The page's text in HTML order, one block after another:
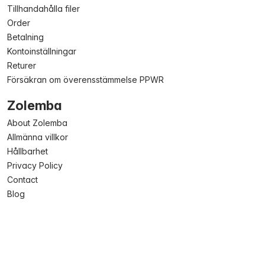
Tillhandahålla filer
Order
Betalning
Kontoinställningar
Returer
Försäkran om överensstämmelse PPWR
Zolemba
About Zolemba
Allmänna villkor
Hållbarhet
Privacy Policy
Contact
Blog